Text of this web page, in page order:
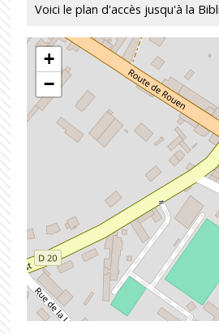
Voici le plan d'accès jusqu'à la
+
−